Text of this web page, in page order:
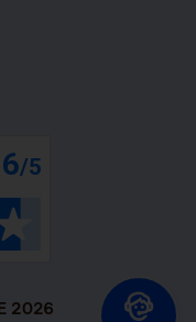
fenêtrefenêtre
- Nouvelle fenêtre
fenêtre
Facebook - Nouvelle
2026